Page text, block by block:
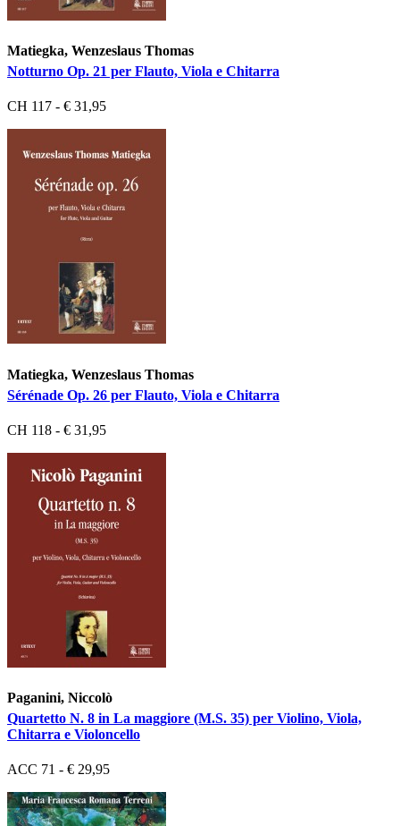
Matiegka, Wenzeslaus Thomas
Notturno Op. 21 per Flauto, Viola e Chitarra
CH 117 - € 31,95
Matiegka, Wenzeslaus Thomas
Sérénade Op. 26 per Flauto, Viola e Chitarra
CH 118 - € 31,95
Paganini, Niccolò
Quartetto N. 8 in La maggiore (M.S. 35) per Violino, Viola,
Chitarra e Violoncello
ACC 71 - € 29,95